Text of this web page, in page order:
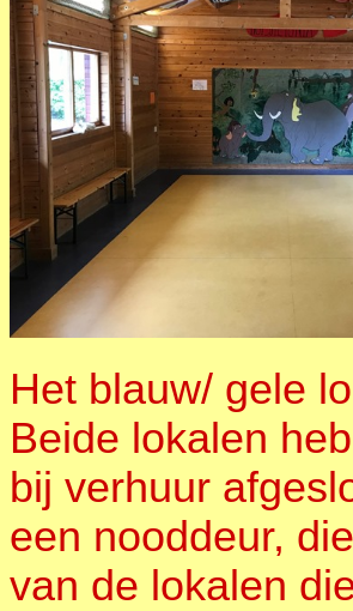
Het blauw/ gele
Beide lokalen
bij verhuur
een nooddeur,
van de lokalen